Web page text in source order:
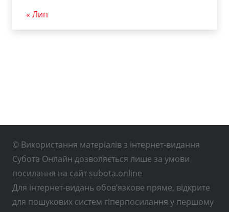
« Лип
© Використання матеріалів з інтернет-видання
Субота Онлайн дозволяється лише за умови
посилання на сайт subota.online
Для інтернет-видань обов’язкове пряме, відкрите
для пошукових систем гіперпосилання у першому